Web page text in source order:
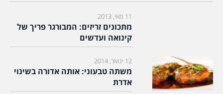
11 מאי, 2013
מתכונים זריזים: המבורגר פריך של
קינואה ועדשים
12 ינואר, 2014
משתה טבעוני: אותה אדורה בשינוי
אדרת